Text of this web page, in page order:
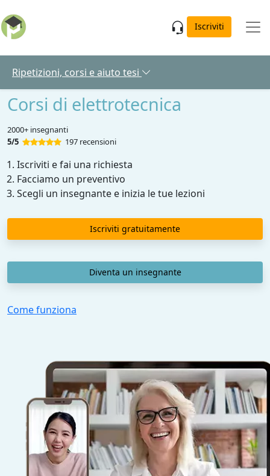
Iscriviti
Ripetizioni, corsi e aiuto tesi
Corsi di elettrotecnica
2000+ insegnanti
5/5
197 recensioni
Iscriviti e fai una richiesta
Facciamo un preventivo
Scegli un insegnante e inizia le tue lezioni
Iscriviti gratuitamente
Diventa un insegnante
Come funziona